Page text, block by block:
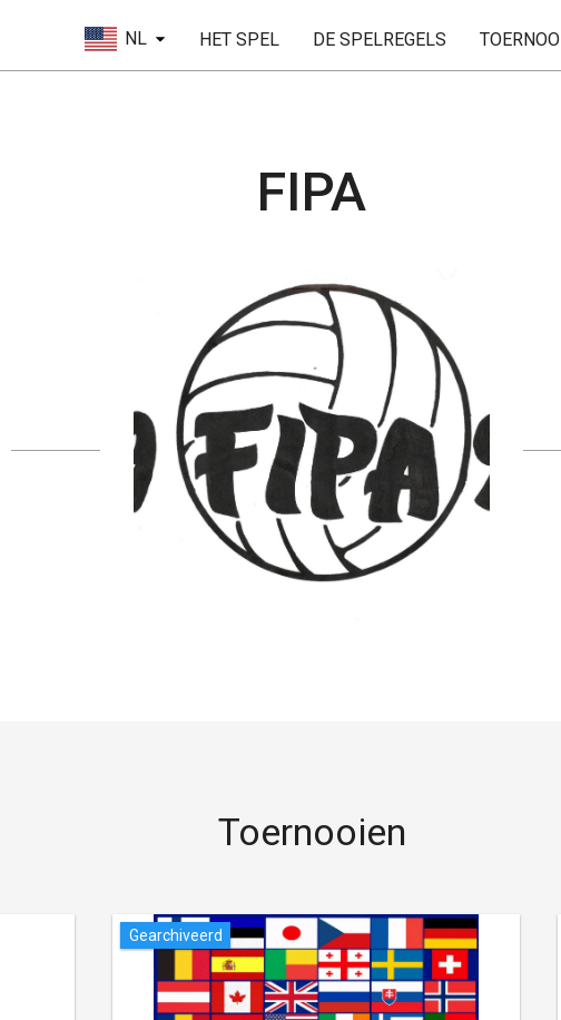
NL HET SPEL DE SPELREGELS
FIPA
Toernooien
Gearchiveerd